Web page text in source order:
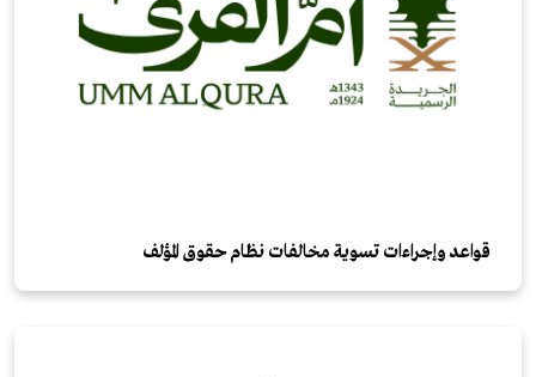
قواعد وإجراءات تسوية مخالفات نظام حقوق المؤلف